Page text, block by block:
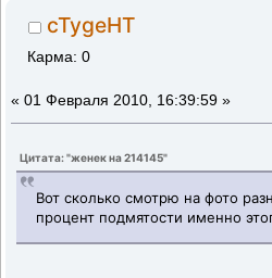
cTygeHT
Карма: 0
« 01 Февраля 2010, 16:39:59 »
Цитата: "женек на 214145"
Вот сколько смотрю на фото
процент подмятости именно